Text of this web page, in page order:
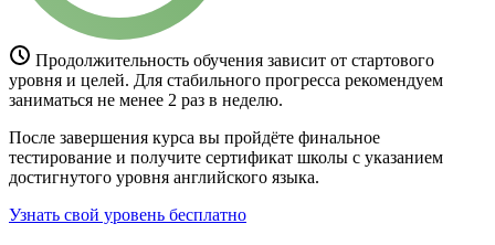
Продолжительность обучения зависит от стартового
уровня и целей. Для стабильного прогресса рекомендуем
заниматься не менее 2 раз в неделю.
После завершения курса вы пройдёте финальное
тестирование и получите сертификат школы с указанием
достигнутого уровня английского языка.
Узнать свой уровень бесплатно